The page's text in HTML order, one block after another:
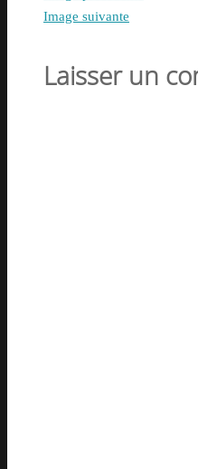
Image suivante
Laisser un